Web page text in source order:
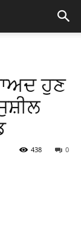
ਹੁਣ
0
438